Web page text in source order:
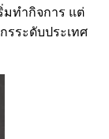
มทำกิจการ แต่
รระดับประเทศ